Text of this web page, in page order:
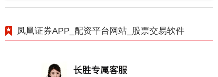
凤凰证券APP_配资平台网站_股票交易软件